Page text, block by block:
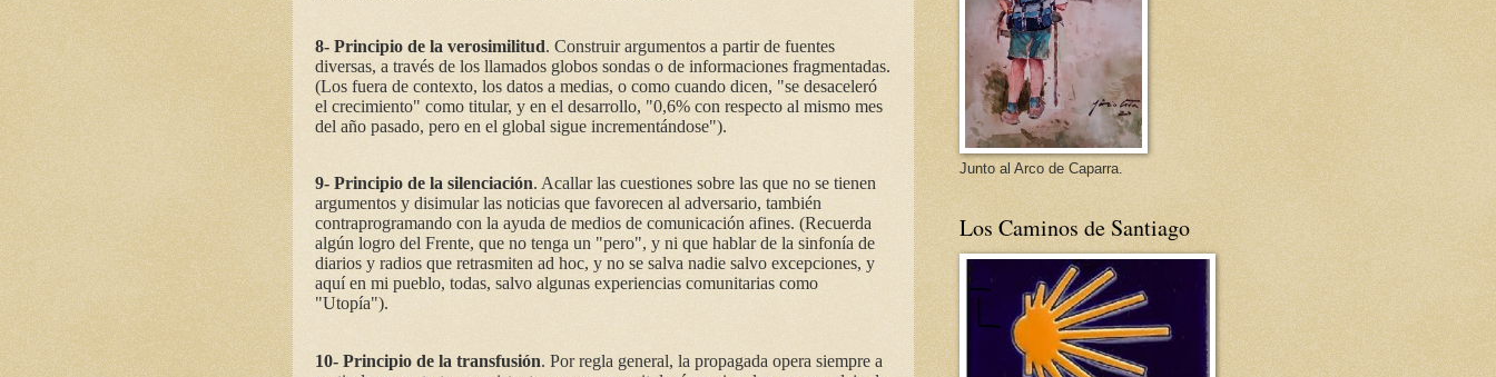
8- Principio de la verosimilitud. Construir argumentos a partir de fuentes
diversas, a través de los llamados globos sondas o de informaciones fragmentadas.
(Los fuera de contexto, los datos a medias, o como cuando dicen, "se desaceleró
el crecimiento" como titular, y en el desarrollo, "0,6% con respecto al mismo mes
del año pasado, pero en el global sigue incrementándose").
9- Principio de la silenciación. Acallar las cuestiones sobre las que no se tienen
argumentos y disimular las noticias que favorecen al adversario, también
contraprogramando con la ayuda de medios de comunicación afines. (Recuerda
algún logro del Frente, que no tenga un "pero", y ni que hablar de la sinfonía de
diarios y radios que retrasmiten ad hoc, y no se salva nadie salvo excepciones, y
aquí en mi pueblo, todas, salvo algunas experiencias comunitarias como
"Utopía").
10- Principio de la transfusión. Por regla general, la propagada opera siempre a
Junto al Arco de Caparra.
Los Caminos de Santiago